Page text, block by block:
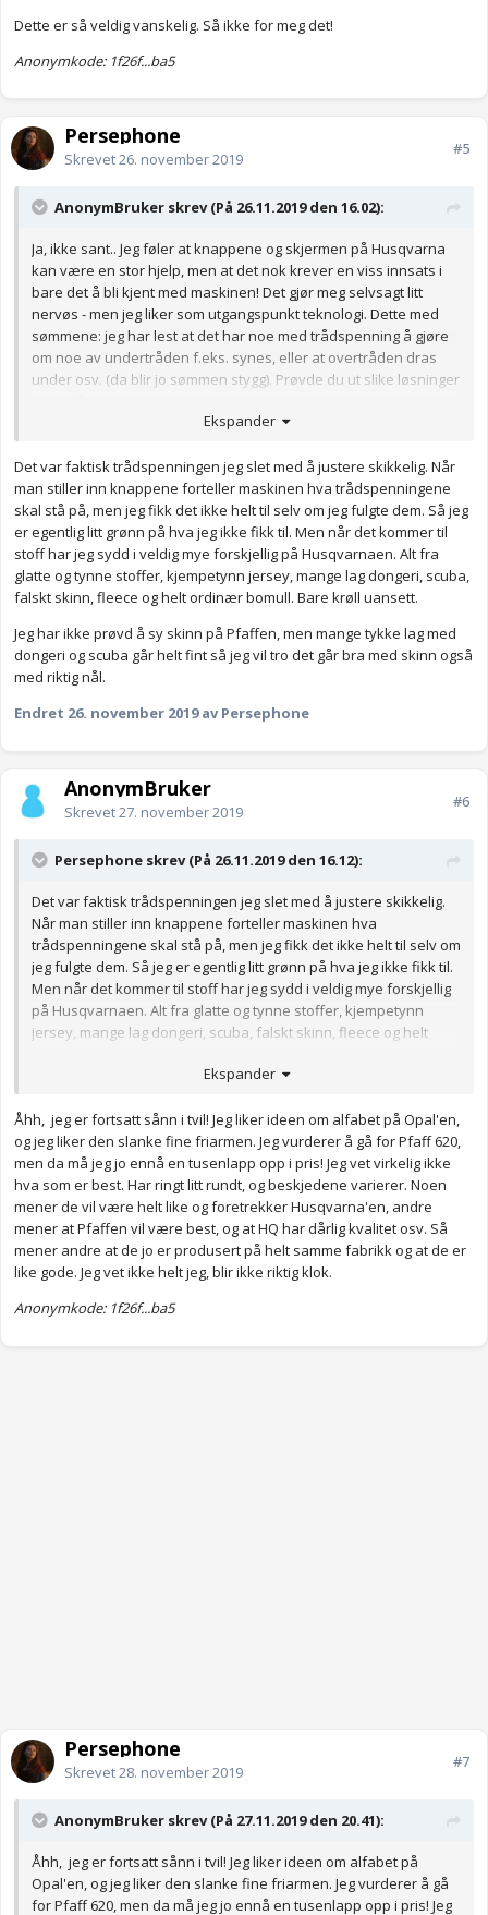
Dette er så veldig vanskelig. Så ikke for meg det!
Anonymkode: 1f26f...ba5
Persephone
Skrevet26. november 2019
#5
AnonymBruker skrev (På 26.11.2019 den 16.02):
Ja, ikke sant.. Jeg føler at knappene og skjermen på Husqvarna
kan være en stor hjelp, men at det nok krever en viss innsats i
bare det å bli kjent med maskinen! Det gjør meg selvsagt litt
nervøs - men jeg liker som utgangspunkt teknologi. Dette med
sømmene: jeg har lest at det har noe med trådspenning å gjøre
om noe av undertråden f.eks. synes, eller at overtråden dras
under osv. (da blir jo sømmen stygg). Prøvde du ut slike løsninger
godt - og jeg synes jo det frister med en god søm, selvsagt. Vet
du om Pfaffen er like sterk? Jeg har en liten drøm om å sy i skinn -
noe Husqvarna har en spesfikk innstilling for, og dermed skal
takle.
Anonymkode: 1f26f...ba5
Ekspander
Det var faktisk trådspenningen jeg slet med å justere skikkelig. Når
man stiller inn knappene forteller maskinen hva trådspenningene
skal stå på, men jeg fikk det ikke helt til selv om jeg fulgte dem. Så jeg
er egentlig litt grønn på hva jeg ikke fikk til. Men når det kommer til
stoff har jeg sydd i veldig mye forskjellig på Husqvarnaen. Alt fra
glatte og tynne stoffer, kjempetynn jersey, mange lag dongeri, scuba,
falskt skinn, fleece og helt ordinær bomull. Bare krøll uansett.
Jeg har ikke prøvd å sy skinn på Pfaffen, men mange tykke lag med
dongeri og scuba går helt fint så jeg vil tro det går bra med skinn også
med riktig nål.
Endret 26. november 2019av Persephone
AnonymBruker
Skrevet27. november 2019
#6
Persephone skrev (På 26.11.2019 den 16.12):
Det var faktisk trådspenningen jeg slet med å justere skikkelig.
Når man stiller inn knappene forteller maskinen hva
trådspenningene skal stå på, men jeg fikk det ikke helt til selv om
jeg fulgte dem. Så jeg er egentlig litt grønn på hva jeg ikke fikk til.
Men når det kommer til stoff har jeg sydd i veldig mye forskjellig
på Husqvarnaen. Alt fra glatte og tynne stoffer, kjempetynn
jersey, mange lag dongeri, scuba, falskt skinn, fleece og helt
med dongeri og scuba går helt fint så jeg vil tro det går bra med
skinn også med riktig nål.
Ekspander
Åhh, jeg er fortsatt sånn i tvil! Jeg liker ideen om alfabet på Opal'en,
og jeg liker den slanke fine friarmen. Jeg vurderer å gå for Pfaff 620,
men da må jeg jo ennå en tusenlapp opp i pris! Jeg vet virkelig ikke
hva som er best. Har ringt litt rundt, og beskjedene varierer. Noen
mener de vil være helt like og foretrekker Husqvarna'en, andre
mener at Pfaffen vil være best, og at HQ har dårlig kvalitet osv. Så
mener andre at de jo er produsert på helt samme fabrikk og at de er
like gode. Jeg vet ikke helt jeg, blir ikke riktig klok.
Anonymkode: 1f26f...ba5
Persephone
Skrevet28. november 2019
#7
AnonymBruker skrev (På 27.11.2019 den 20.41):
Åhh, jeg er fortsatt sånn i tvil! Jeg liker ideen om alfabet på
Opal'en, og jeg liker den slanke fine friarmen. Jeg vurderer å gå
for Pfaff 620, men da må jeg jo ennå en tusenlapp opp i pris! Jeg